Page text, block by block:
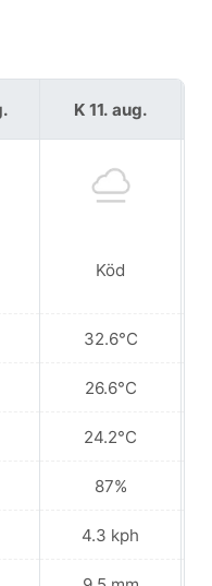
K 11. aug.
Köd
32.6°C
26.6°C
24.2°C
87%
4.3 kph